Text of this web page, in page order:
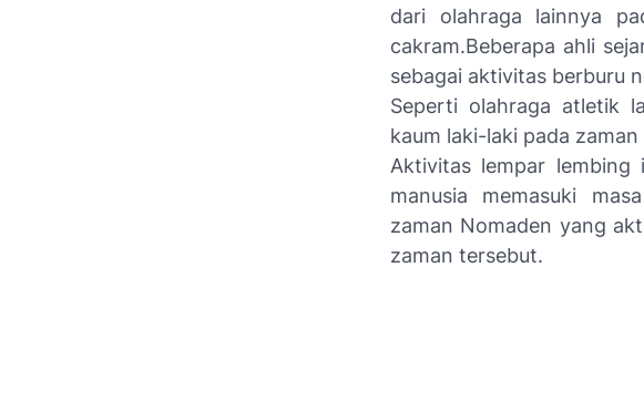
dari olahraga lainnya
cakram.Beberapa ahli
sebagai aktivitas berburu
Seperti olahraga atletik
kaum laki-laki pada
Aktivitas lempar lembing
manusia memasuki
zaman Nomaden yang
zaman tersebut.